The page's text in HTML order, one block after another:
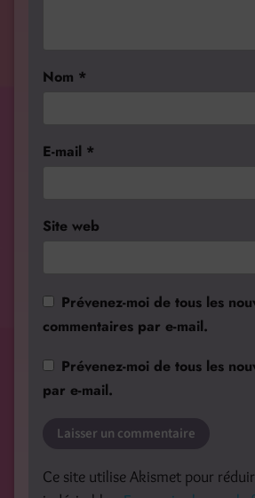
Nom *
E-mail *
Site web
Prévenez-moi de tous les
commentaires par e-mail.
Prévenez-moi de tous les
par e-mail.
Ce site utilise Akismet pour